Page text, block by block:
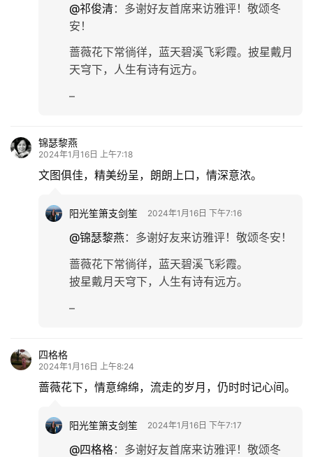
@祁俊清： 多谢好友首席来访雅评！敬颂冬
安！
蔷薇花下常徜徉，蓝天碧溪飞彩霞。披星戴月
天穹下，人生有诗有远方。
–
锦瑟黎燕
2024年1月16日 上午7:18
文图俱佳，精美纷呈，朗朗上口，情深意浓。
阳光笙箫支剑笙 2024年1月16日 下午7:16
@锦瑟黎燕： 多谢好友来访雅评！敬颂冬安！
蔷薇花下常徜徉，蓝天碧溪飞彩霞。
披星戴月天穹下，人生有诗有远方。
–
四格格
2024年1月16日 上午8:24
蔷薇花下，情意绵绵，流走的岁月，仍时时记心间。
阳光笙箫支剑笙 2024年1月16日 下午7:17
@四格格： 多谢好友首席来访雅评！敬颂冬